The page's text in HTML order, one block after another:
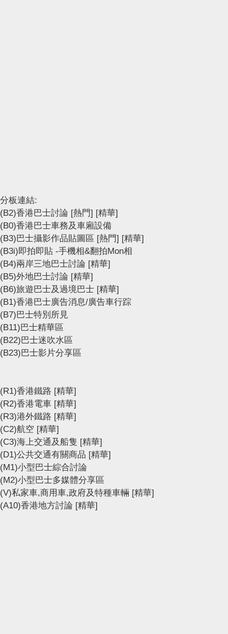
分板連結:
(B2)香港巴士討論 [熱門] [精華]
(B0)香港巴士車務及車廂設備
(B3)巴士攝影作品貼圖區 [熱門] [精華]
(B3i)即拍即貼 -手機相&翻拍Mon相
(B4)兩岸三地巴士討論 [精華]
(B5)外地巴士討論 [精華]
(B6)旅遊巴士及過境巴士 [精華]
(B1)香港巴士廣告消息/廣告車行踪
(B7)巴士特別所見
(B11)巴士精華區
(B22)巴士迷吹水區
(B23)巴士影片分享區
(R1)香港鐵路 [精華]
(R2)香港電車 [精華]
(R3)港外鐵路 [精華]
(C2)航空 [精華]
(C3)海上交通及船隻 [精華]
(D1)公共交通有關商品 [精華]
(M1)小型巴士綜合討論
(M2)小型巴士多媒體分享區
(V)私家車,商用車,政府及特種車輛 [精華]
(A10)香港地方討論 [精華]